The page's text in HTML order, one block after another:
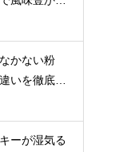
かない粉
いを徹底解
ーが湿気る